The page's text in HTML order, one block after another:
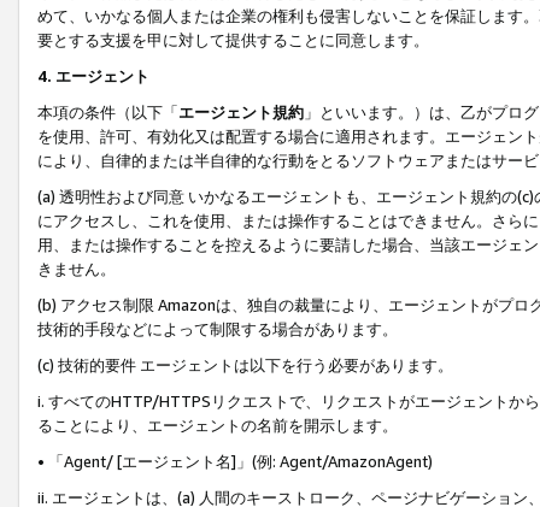
めて、いかなる個人または企業の権利も侵害しないことを保証します
要とする支援を甲に対して提供することに同意します。
4. エージェント
本項の条件（以下「エージェント規約 」といいます。）は、乙がプロ
を使用、許可、有効化又は配置する場合に適用されます。エージェン
により、自律的または半自律的な行動をとるソフトウェアまたはサー
(a) 透明性および同意 いかなるエージェントも、エージェント規約の
にアクセスし、これを使用、または操作することはできません。さら
用、または操作することを控えるように要請した場合、当該エージェ
きません。
(b) アクセス制限 Amazonは、独自の裁量により、エージェントがプ
技術的手段などによって制限する場合があります。
(c) 技術的要件 エージェントは以下を行う必要があります。
i. すべてのHTTP/HTTPSリクエストで、リクエストがエージェントか
ることにより、エージェントの名前を開示します。
• 「Agent/ [エージェント名]」(例: Agent/AmazonAgent)
ii. エージェントは、(a) 人間のキーストローク、ページナビゲーショ